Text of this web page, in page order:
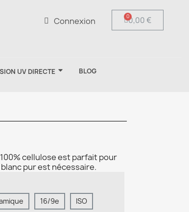
Connexion 0,00 €
UV DIRECTE BLOG
cellulose est parfait pour
pur est nécessaire.
16/9e ISO